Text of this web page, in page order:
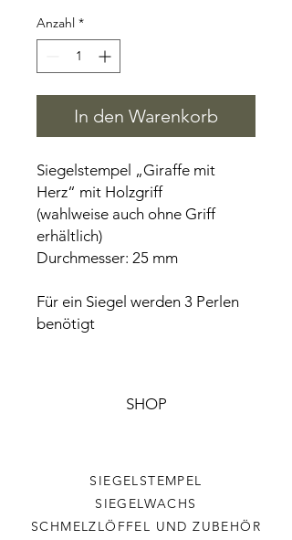
Anzahl *
In den Warenkorb
Siegelstempel „Giraffe mit
Herz“ mit Holzgriff
(wahlweise auch ohne Griff
erhältlich)
Durchmesser: 25 mm
Für ein Siegel werden 3 Perlen
benötigt
SHOP
SIEGELSTEMPEL
SIEGELWACHS
SCHMELZLÖFFEL UND ZUBEHÖR